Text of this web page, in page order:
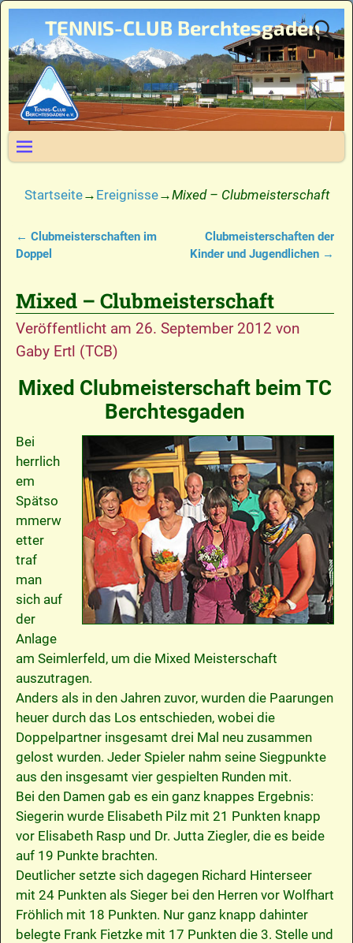
TENNIS-CLUB Berchtesgaden
Startseite→ Ereignisse→Mixed – Clubmeisterschaft
Artikelnavigation
← Clubmeisterschaften im
Doppel
Clubmeisterschaften der
Kinder und Jugendlichen →
Mixed – Clubmeisterschaft
Veröffentlicht am 26. September 2012 von
Gaby Ertl (TCB)
Mixed Clubmeisterschaft beim TC
Berchtesgaden
Bei
herrlich
em
Spätso
mmerw
etter
traf
man
sich auf
der
Anlage
am Seimlerfeld, um die Mixed Meisterschaft
auszutragen.
Anders als in den Jahren zuvor, wurden die Paarungen
heuer durch das Los entschieden, wobei die
Doppelpartner insgesamt drei Mal neu zusammen
gelost wurden. Jeder Spieler nahm seine Siegpunkte
aus den insgesamt vier gespielten Runden mit.
Bei den Damen gab es ein ganz knappes Ergebnis:
Siegerin wurde Elisabeth Pilz mit 21 Punkten knapp
vor Elisabeth Rasp und Dr. Jutta Ziegler, die es beide
auf 19 Punkte brachten.
Deutlicher setzte sich dagegen Richard Hinterseer
mit 24 Punkten als Sieger bei den Herren vor Wolfhart
Fröhlich mit 18 Punkten. Nur ganz knapp dahinter
belegte Frank Fietzke mit 17 Punkten die 3. Stelle und